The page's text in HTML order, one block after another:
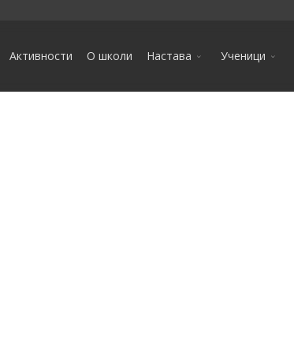
Активности О школи Настава Ученици